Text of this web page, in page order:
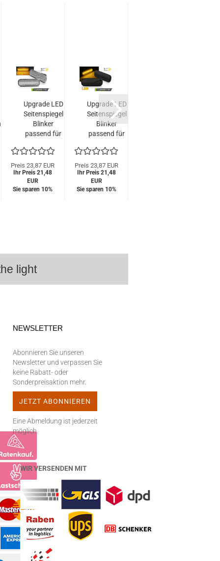
Upgrade LED
Seitenspiegel
Blinker
passend für
04-11 Weiß
dynamisch
Preis 23,87 EUR
Ihr Preis 21,48
EUR
Sie sparen 10%
Upgrade LED
Seitenspiegel
Blinker
passend für
04-11
Schwarz
dynamisch
Preis 23,87 EUR
Ihr Preis 21,48
EUR
Sie sparen 10%
light
NEWSLETTER
Abonnieren Sie unseren
Newsletter und verpassen Sie
keine Rabatt- oder
Sonderpreisaktion mehr.
Eine Abmeldung ist jederzeit
möglich.
WIR VERSENDEN MIT